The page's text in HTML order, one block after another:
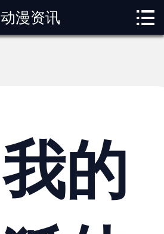
角色图鉴
内容服务
观影指南
动漫资讯 
我的